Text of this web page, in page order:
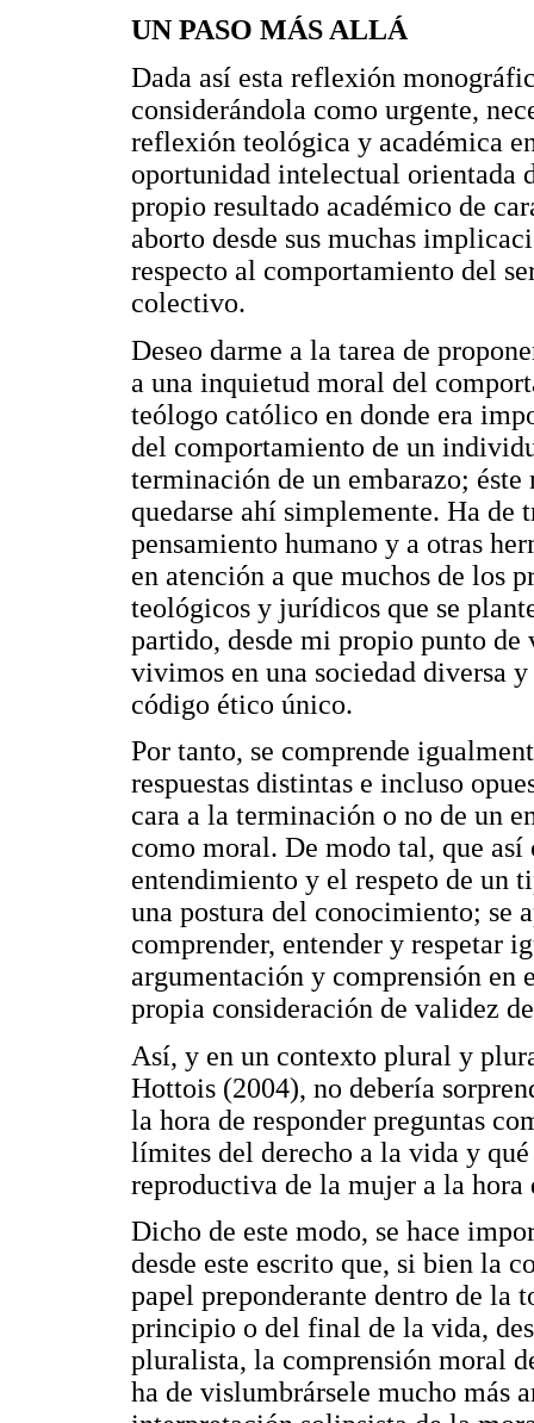
UN PASO MÁS ALLÁ
Dada así esta reflexión
considerándola como urgente,
reflexión teológica y académica
oportunidad intelectual orientada
propio resultado académico de
aborto desde sus muchas
respecto al comportamiento del
colectivo.
Deseo darme a la tarea de
a una inquietud moral del
teólogo católico en donde era
del comportamiento de un
terminación de un embarazo;
quedarse ahí simplemente. Ha de
pensamiento humano y a otras
en atención a que muchos de los
teológicos y jurídicos que se
partido, desde mi propio punto de
vivimos en una sociedad diversa
código ético único.
Por tanto, se comprende
respuestas distintas e incluso
cara a la terminación o no de un
como moral. De modo tal, que
entendimiento y el respeto de un
una postura del conocimiento; se
comprender, entender y respetar
argumentación y comprensión en
propia consideración de validez
Así, y en un contexto plural y
Hottois (2004), no debería
la hora de responder preguntas
límites del derecho a la vida y
reproductiva de la mujer a la hora
Dicho de este modo, se hace
desde este escrito que, si bien la
papel preponderante dentro de la
principio o del final de la vida,
pluralista, la comprensión moral
ha de vislumbrársele mucho más